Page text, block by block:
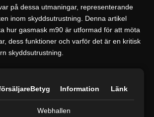
på dessa utmaningar, representerande
inom skyddsutrustning. Denna artikel
hur gasmask m90 är utformad för att möta
dess funktioner och varför det är en kritisk
skyddsutrustning.
Betyg Information Länk
Webhallen